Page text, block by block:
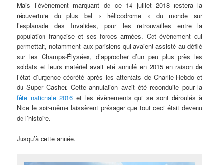
Mais l’évènement marquant de ce 14 juillet 2018 restera la
réouverture du plus bel « hélicodrome » du monde sur
l’esplanade des Invalides, pour les retrouvailles entre la
population française et ses forces armées. Cet évènement qui
permettait, notamment aux parisiens qui avaient assisté au défilé
sur les Champs-Élysées, d’approcher d’un peu plus près les
soldats et leurs matériel avait été annulé en 2015 en raison de
l’état d’urgence décrété après les attentats de Charlie Hebdo et
du Super Casher. Cette annulation avait été reconduite pour la
fête nationale 2016 et les évènements qui se sont déroulés à
Nice le soir-même laissèrent présager que tout ceci était devenu
de l’histoire.
Jusqu’à cette année.